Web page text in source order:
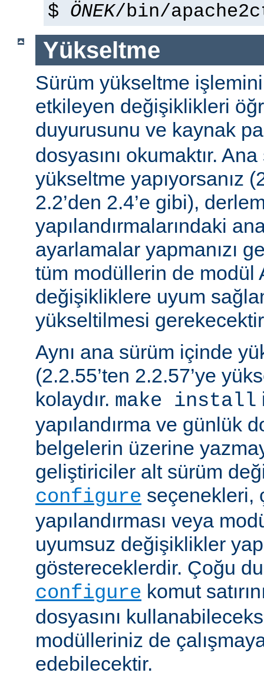
$ ÖNEK/bin/
Yükseltme
Sürüm yükseltme
etkileyen değişiklikleri
duyurusunu ve kaynak
dosyasını okumaktır.
yükseltme yapıyorsanız
2.2’den 2.4’e gibi),
yapılandırmalarındaki
ayarlamalar yapmanızı
tüm modüllerin de modül
değişikliklere uyum
yükseltilmesi
Aynı ana sürüm içinde
(2.2.55’ten 2.2.57’ye
kolaydır. make install
yapılandırma ve günlük
belgelerin üzerine
geliştiriciler alt sürüm
configure seçenekleri,
yapılandırması veya
uyumsuz değişiklikler
göstereceklerdir. Çoğu
configure komut
dosyasını
modülleriniz de
edebilecektir.